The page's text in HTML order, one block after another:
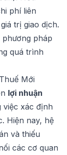
pháp
quá trình
Mới
xác định
nay, hệ
và thiếu
các cơ quan
Chính sách
cần có một